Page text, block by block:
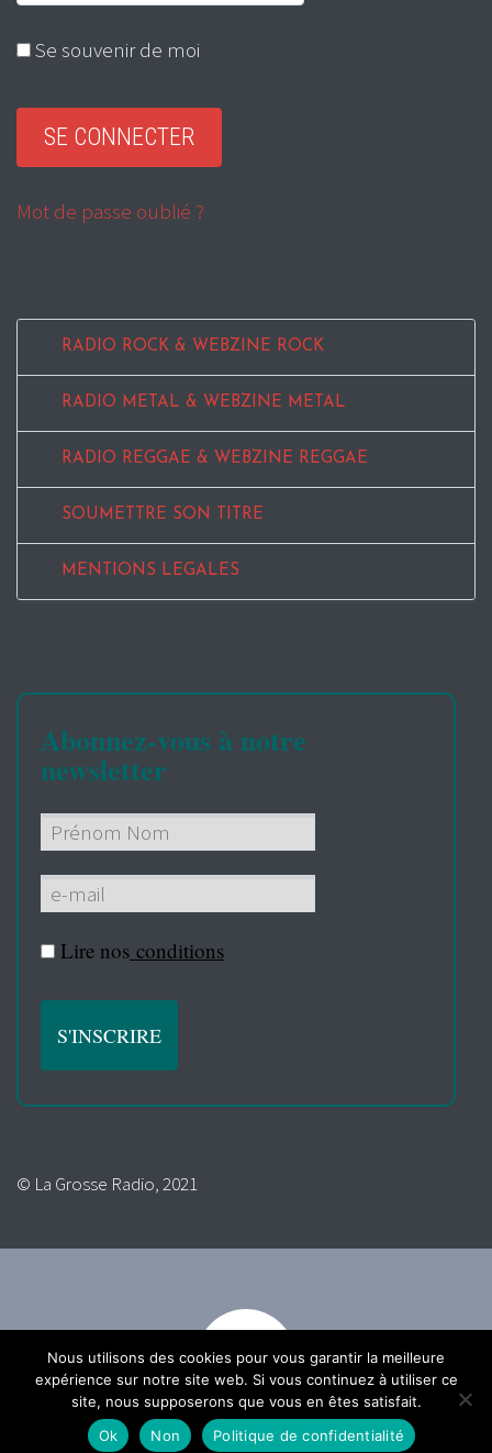
Se souvenir de moi
Mot de passe oublié ?
RADIO ROCK & WEBZINE ROCK
RADIO METAL & WEBZINE METAL
RADIO REGGAE & WEBZINE REGGAE
SOUMETTRE SON TITRE
MENTIONS LEGALES
Abonnez-vous à notre
newsletter
Lire nos conditions
© La Grosse Radio, 2021
Nous utilisons des cookies pour vous garantir la meilleure
expérience sur notre site web. Si vous continuez à utiliser ce
site, nous supposerons que vous en êtes satisfait.
Ok
Non Politique de confidentialité